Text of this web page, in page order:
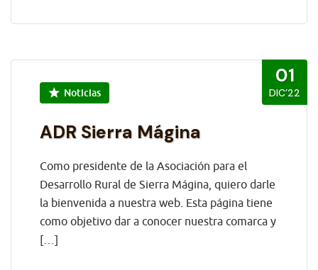
01
DIC’22
Noticias
ADR Sierra Mágina
Como presidente de la Asociación para el
Desarrollo Rural de Sierra Mágina, quiero darle
la bienvenida a nuestra web. Esta página tiene
como objetivo dar a conocer nuestra comarca y
[…]